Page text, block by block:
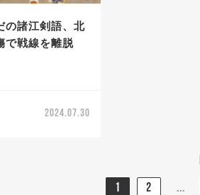
の諸江剣語、北
で戦線を離脱
2024.07.30
1
2 ...